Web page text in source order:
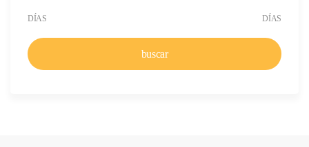
Duración mínima del viaje
Duración máxima del viaje
DÍAS DÍAS
buscar